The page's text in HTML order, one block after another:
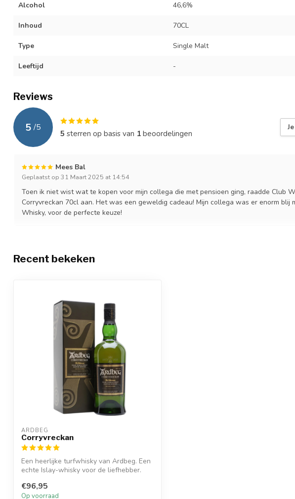
Alcohol 46,6%
Inhoud 70CL
Type Single Malt
Leeftijd -
Reviews
5 /5
5 sterren op basis van 1beoordelingen
Mees Bal
Geplaatst op 31 Maart 2025 at 14:54
Toen ik niet wist wat te kopen voor mijn collega die met pensioen ging, raadde Club
Corryvreckan 70cl aan. Het was een geweldig cadeau! Mijn collega was er enorm blij
Whisky, voor de perfecte keuze!
Recent bekeken
ARDBEG
Corryvreckan
Een heerlijke turfwhisky van Ardbeg. Een
echte Islay-whisky voor de liefhebber.
€96,95
Op voorraad